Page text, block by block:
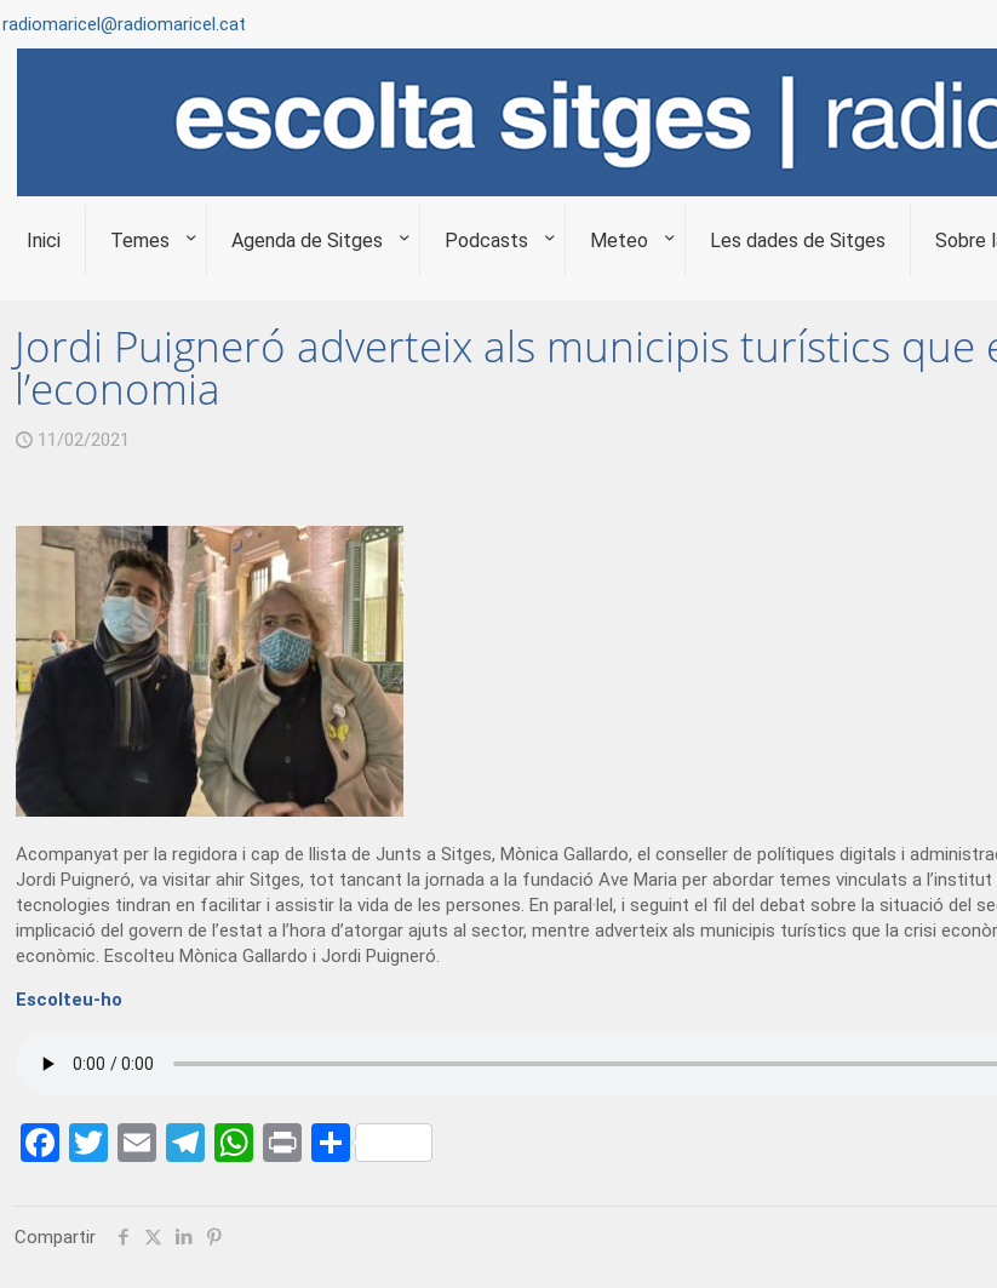
radiomaricel@radiomaricel.cat
Inici Temes Agenda de Sitges Podcasts Meteo Les dades de Sitges Sobre
Jordi Puigneró adverteix als municipis turístics
l’economia
11/02/2021
Acompanyat per la regidora i cap de llista de Junts a Sitges, Mònica Gallardo, el conseller de polítiques digitals i
Jordi Puigneró, va visitar ahir Sitges, tot tancant la jornada a la fundació Ave Maria per abordar temes vinculats a
tecnologies tindran en facilitar i assistir la vida de les persones. En paral·lel, i seguint el fil del debat sobre la situació del
implicació del govern de l’estat a l’hora d’atorgar ajuts al sector, mentre adverteix als municipis turístics que la crisi
econòmic. Escolteu Mònica Gallardo i Jordi Puigneró.
Escolteu-ho
Facebook
Twitter
EmailTelegram
WhatsApp
PrintShare
Compartir